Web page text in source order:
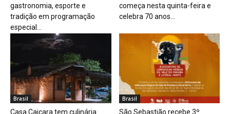
gastronomia, esporte e
tradição em programação
especial...
começa nesta quinta-feira e
celebra 70 anos...
Brasil
Casa Caiçara tem culinária
Brasil
São Sebastião recebe 3º